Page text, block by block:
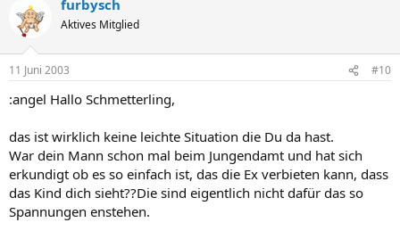
furbysch
Aktives Mitglied
11 Juni 2003 #10
:angel Hallo Schmetterling,
das ist wirklich keine leichte Situation die Du da hast.
War dein Mann schon mal beim Jungendamt und hat sich
erkundigt ob es so einfach ist, das die Ex verbieten kann, dass
das Kind dich sieht??Die sind eigentlich nicht dafür das so
Spannungen enstehen.